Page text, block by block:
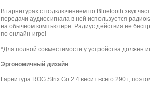
В гарнитурах с подключением по Bluetooth звук
передачи аудиосигнала в ней используется
на обычном компьютере. Радиус действия ее
по онлайн-игре!
*Для полной совместимости у устройства должен
Эргономичный дизайн
Гарнитура ROG Strix Go 2.4 весит всего 290 г,